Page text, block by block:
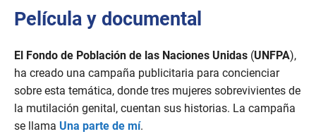
Película y documental
El Fondo de Población de las Naciones Unidas (UNFPA),
ha creado una campaña publicitaria para concienciar
sobre esta temática, donde tres mujeres sobrevivientes de
la mutilación genital, cuentan sus historias. La campaña
se llama Una parte de mí.